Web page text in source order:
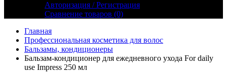
Авторизация / Регистрация
Сравнение товаров (0)
Главная
Профессиональная косметика для волос
Бальзамы, кондиционеры
Бальзам-кондиционер для ежедневного ухода For daily
use Impress 250 мл